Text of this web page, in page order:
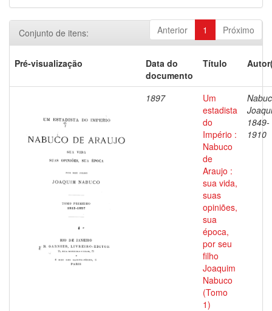
Anterior 1 Próximo
Conjunto de itens:
Pré-visualização
Data do
documento
Título
1897
Um
estadista
do
Império :
Nabuco
de
Araujo :
sua vida,
suas
opiniões,
sua
época,
por seu
filho
Joaquim
Nabuco
(Tomo
1)
1849-
1910